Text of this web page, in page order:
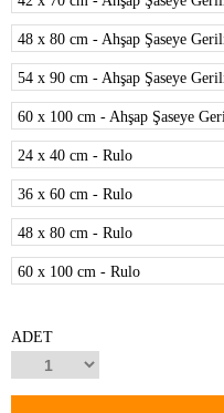
48 x 80 cm - Ahşap Şaseye
54 x 90 cm - Ahşap Şaseye
60 x 100 cm - Ahşap Şaseye
24 x 40 cm - Rulo
36 x 60 cm - Rulo
48 x 80 cm - Rulo
60 x 100 cm - Rulo
ADET